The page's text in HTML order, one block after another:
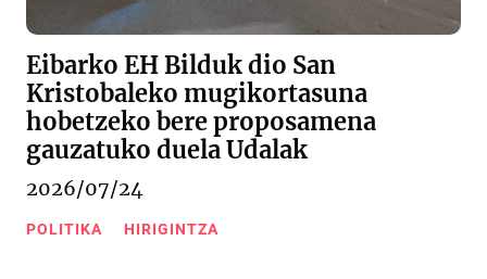
Eibarko EH Bilduk dio San
Kristobaleko mugikortasuna
hobetzeko bere proposamena
gauzatuko duela Udalak
2026/07/24
POLITIKA HIRIGINTZA